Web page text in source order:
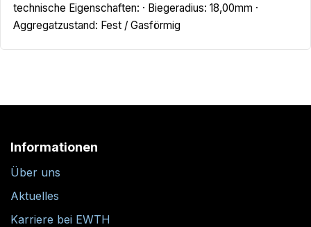
technische Eigenschaften: · Biegeradius: 18,00mm ·
Aggregatzustand: Fest / Gasförmig
Informationen
Über uns
Aktuelles
Karriere bei EWTH